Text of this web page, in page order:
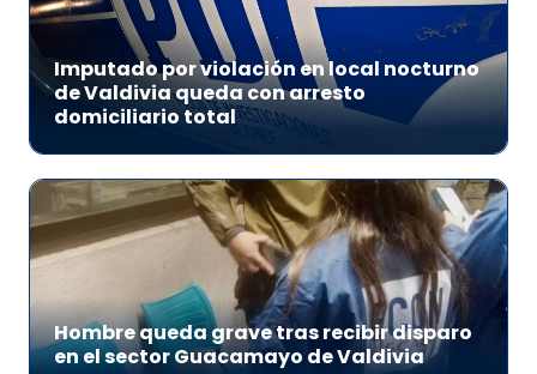
Imputado por violación en local nocturno
de Valdivia queda con arresto
domiciliario total
Hombre queda grave tras recibir disparo
en el sector Guacamayo de Valdivia